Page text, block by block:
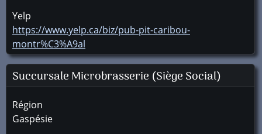
Yelp
https://www.yelp.ca/biz/pub-pit-caribou-
montr%C3%A9al
SuccursaleMicrobrasserie (Siège Social)
Région
Gaspésie